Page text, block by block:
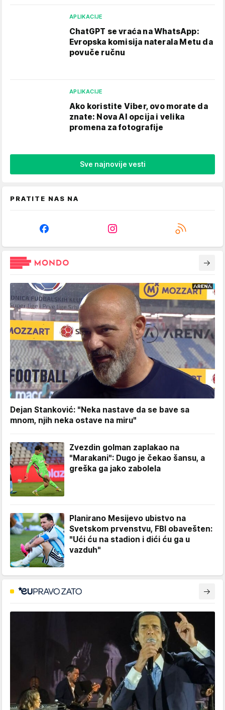
APLIKACIJE
ChatGPT se vraća na WhatsApp:
Evropska komisija naterala Metu da
povuče ručnu
APLIKACIJE
Ako koristite Viber, ovo morate da
znate: Nova AI opcija i velika
promena za fotografije
Sve najnovije vesti
PRATITE NAS NA
Dejan Stanković: "Neka nastave da se bave sa
mnom, njih neka ostave na miru"
Zvezdin golman zaplakao na
"Marakani": Dugo je čekao šansu, a
greška ga jako zabolela
Planirano Mesijevo ubistvo na
Svetskom prvenstvu, FBI obavešten:
"Ući ću na stadion i dići ću ga u
vazduh"